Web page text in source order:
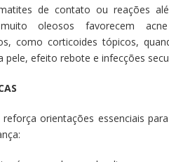
de contato ou reações
muito oleosos favorecem
como corticoides tópicos,
efeito rebote e infecções
orientações essenciais